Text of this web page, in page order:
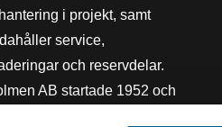
i projekt, samt
service,
och reservdelar.
AB startade 1952 och